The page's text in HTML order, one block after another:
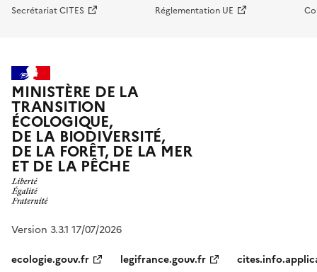
Secrétariat CITES Réglementation UE
MINISTÈRE DE LA
TRANSITION
ÉCOLOGIQUE,
DE LA BIODIVERSITÉ,
DE LA FORÊT, DE LA MER
ET DE LA PÊCHE
Version 3.3.1 17/07/2026
ecologie.gouv.fr
legifrance.gouv.fr